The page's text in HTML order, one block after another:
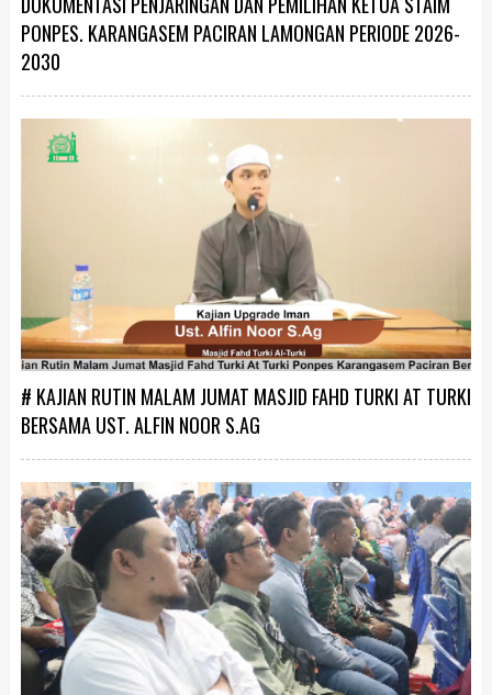
PONPES. KARANGASEM PACIRAN LAMONGAN PERIODE 2026-
2030
# KAJIAN RUTIN MALAM JUMAT MASJID FAHD TURKI AT TURKI
BERSAMA UST. ALFIN NOOR S.AG